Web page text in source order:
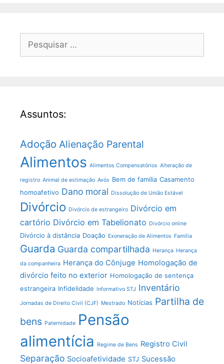
Assuntos:
Adoção Alienação Parental
Alimentos Alimentos Compensatórios Alteração de
registro Animal de estimação Avós Bem de família Casamento
homoafetivo Dano moral Dissolução de União Estável
Divórcio Divórcio de estrangeiro Divórcio em
cartório Divórcio em Tabelionato Divórcio online
Divórcio à distância Doação Exoneração de Alimentos Família
Guarda Guarda compartilhada Herança Herança
da companheira Herança do Cônjuge Homologação de
divórcio feito no exterior Homologação de sentença
estrangeira Infidelidade Informativo STJ Inventário
Jornadas de Direito Civil (CJF) Mestrado Notícias Partilha de
bens Paternidade Pensão
alimentícia
Regime de Bens Registro Civil
Separação Socioafetividade STJ Sucessão